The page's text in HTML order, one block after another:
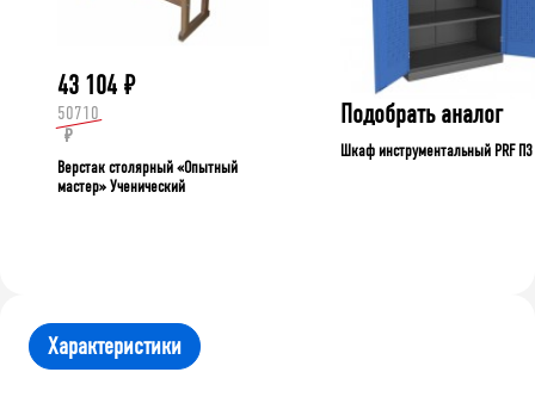
43 104 ₽
50710
₽
Верстак столярный «Опытный
мастер» Ученический
Подобрать аналог
Шкаф инструментальный PRF П3
Характеристики